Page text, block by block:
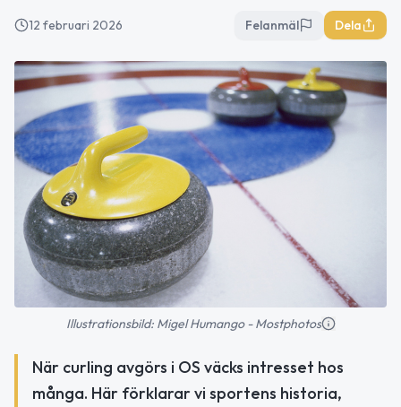
12 februari 2026 Felanmäl Dela
Illustrationsbild: Migel Humango - Mostphotos
När curling avgörs i OS väcks intresset hos
många. Här förklarar vi sportens historia,